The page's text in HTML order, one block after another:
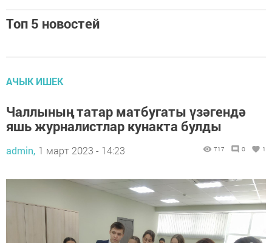
Топ 5 новостей
АЧЫК ИШЕК
Чаллының татар матбугаты үзәгендә
яшь журналистлар кунакта булды
admin, 1 март 2023 - 14:23 717 0 1